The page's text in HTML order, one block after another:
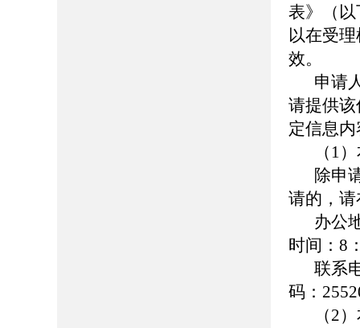
表》（
以在受
效。
申请
请提供
定信息
（1
除申
请的，
办
时间：8
联
码：
（2